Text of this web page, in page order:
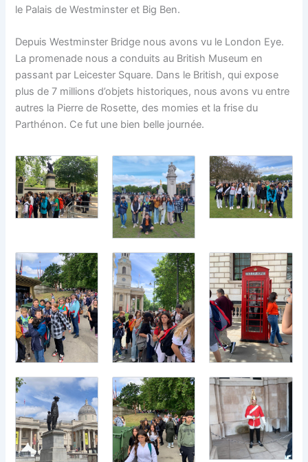
le Palais de Westminster et Big Ben.
Depuis Westminster Bridge nous avons vu le London Eye.
La promenade nous a conduits au British Museum en
passant par Leicester Square. Dans le British, qui expose
plus de 7 millions d’objets historiques, nous avons vu entre
autres la Pierre de Rosette, des momies et la frise du
Parthénon. Ce fut une bien belle journée.